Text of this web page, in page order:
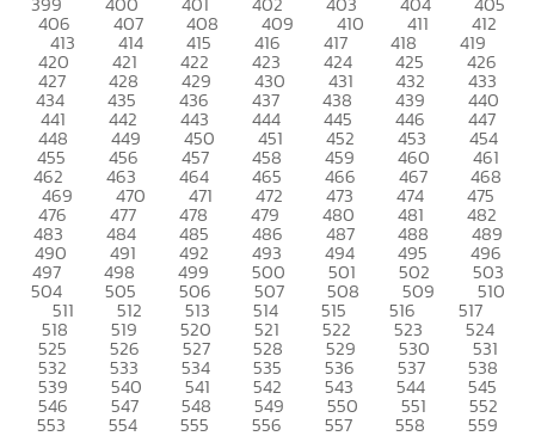
406 407 408 409 410 411 412
413 414 415 416 417 418 419
420 421 422 423 424 425 426
427 428 429 430 431 432 433
434 435 436 437 438 439 440
441 442 443 444 445 446 447
448 449 450 451 452 453 454
455 456 457 458 459 460 461
462 463 464 465 466 467 468
469 470 471 472 473 474 475
476 477 478 479 480 481 482
483 484 485 486 487 488 489
490 491 492 493 494 495 496
497 498 499 500 501 502 503
504 505 506 507 508 509 510
511 512 513 514 515 516 517
518 519 520 521 522 523 524
525 526 527 528 529 530 531
532 533 534 535 536 537 538
539 540 541 542 543 544 545
546 547 548 549 550 551 552
553 554 555 556 557 558 559